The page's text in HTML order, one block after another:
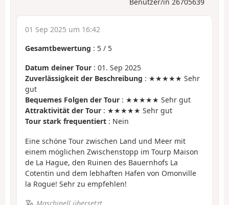
01 Sep 2025 um 16:42
Gesamtbewertung : 5 / 5
Datum deiner Tour : 01. Sep 2025
Zuverlässigkeit der Beschreibung : ★★★★★ Sehr
gut
Bequemes Folgen der Tour : ★★★★★ Sehr gut
Attraktivität der Tour : ★★★★★ Sehr gut
Tour stark frequentiert : Nein
Eine schöne Tour zwischen Land und Meer mit
einem möglichen Zwischenstopp im Tourp Maison
de La Hague, den Ruinen des Bauernhofs La
Cotentin und dem lebhaften Hafen von Omonville
la Rogue! Sehr zu empfehlen!